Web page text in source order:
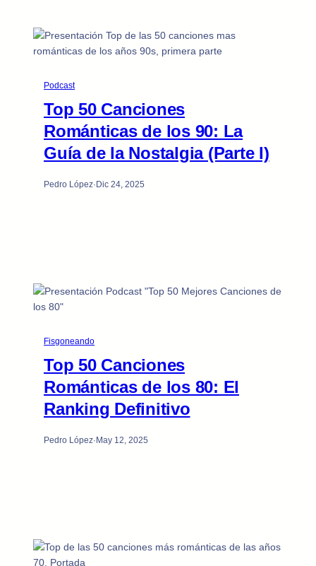
Podcast
Top 50 Canciones
Románticas de los 90: La
Guía de la Nostalgia (Parte I)
Pedro López·Dic 24, 2025
Fisgoneando
Top 50 Canciones
Románticas de los 80: El
Ranking Definitivo
Pedro López·May 12, 2025